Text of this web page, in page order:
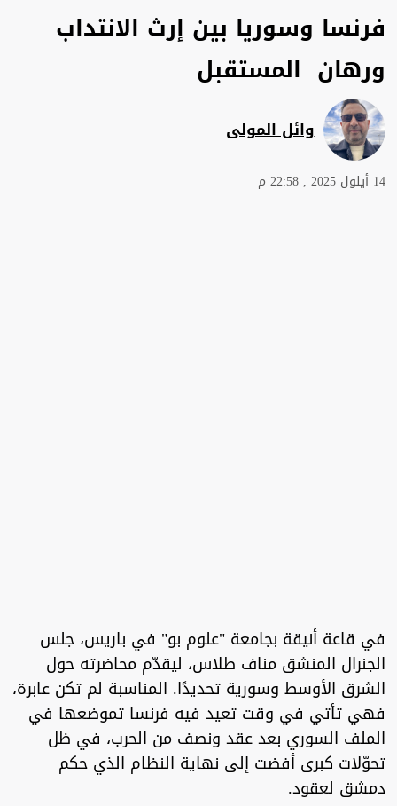
فرنسا وسوريا بين إرث الانتداب
ورهان المستقبل
وائل المولى
14 أيلول 2025 , 22:58 م
‏في قاعة أنيقة بجامعة "علوم بو" في باريس، جلس
الجنرال المنشق مناف طلاس، ليقدّم محاضرته حول
الشرق الأوسط وسورية تحديدًا. المناسبة لم تكن عابرة،
فهي تأتي في وقت تعيد فيه فرنسا تموضعها في
الملف السوري بعد عقد ونصف من الحرب، في ظل
تحوّلات كبرى أفضت إلى نهاية النظام الذي حكم
دمشق لعقود.